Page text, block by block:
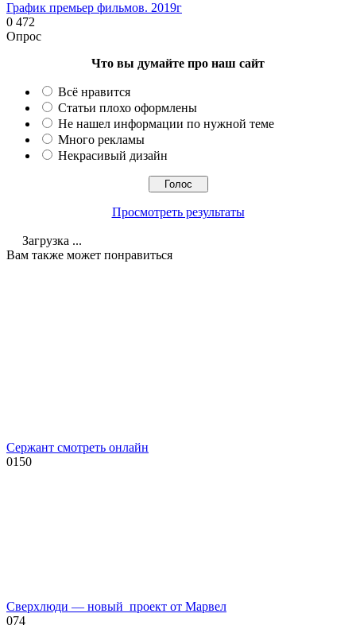
График премьер фильмов. 2019г
0 472
Опрос
Что вы думайте про наш сайт
Всё нравится
Статьи плохо оформлены
Не нашел информации по нужной теме
Много рекламы
Некрасивый дизайн
Просмотреть результаты
Загрузка ...
Вам также может понравиться
Сержант смотреть онлайн
0150
Сверхлюди — новый проект от Марвел
074